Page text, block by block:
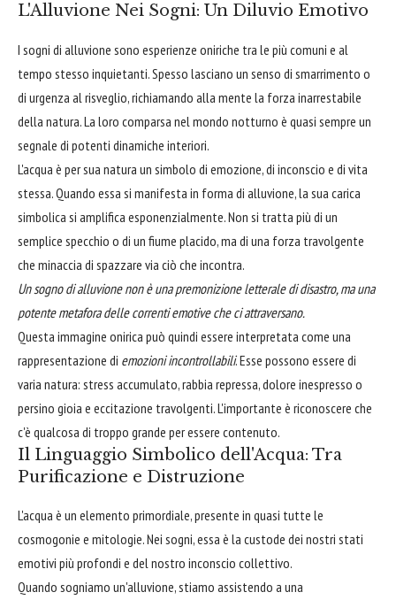
L'Alluvione Nei Sogni: Un Diluvio Emotivo
I sogni di alluvione sono esperienze oniriche tra le più comuni e al
tempo stesso inquietanti. Spesso lasciano un senso di smarrimento o
di urgenza al risveglio, richiamando alla mente la forza inarrestabile
della natura. La loro comparsa nel mondo notturno è quasi sempre un
segnale di potenti dinamiche interiori.
L'acqua è per sua natura un simbolo di emozione, di inconscio e di vita
stessa. Quando essa si manifesta in forma di alluvione, la sua carica
simbolica si amplifica esponenzialmente. Non si tratta più di un
semplice specchio o di un fiume placido, ma di una forza travolgente
che minaccia di spazzare via ciò che incontra.
Un sogno di alluvione non è una premonizione letterale di disastro, ma una
potente metafora delle correnti emotive che ci attraversano.
Questa immagine onirica può quindi essere interpretata come una
rappresentazione di emozioni incontrollabili. Esse possono essere di
varia natura: stress accumulato, rabbia repressa, dolore inespresso o
persino gioia e eccitazione travolgenti. L'importante è riconoscere che
c'è qualcosa di troppo grande per essere contenuto.
Il Linguaggio Simbolico dell'Acqua: Tra
Purificazione e Distruzione
L'acqua è un elemento primordiale, presente in quasi tutte le
cosmogonie e mitologie. Nei sogni, essa è la custode dei nostri stati
emotivi più profondi e del nostro inconscio collettivo.
Quando sogniamo un'alluvione, stiamo assistendo a una